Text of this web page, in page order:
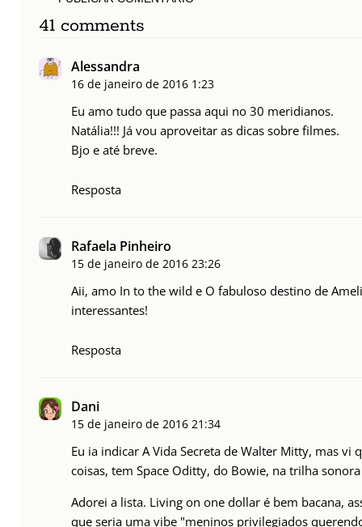
41 comments
Alessandra
16 de janeiro de 2016 1:23
Eu amo tudo que passa aqui no 30 meridianos.
Natália!!! Já vou aproveitar as dicas sobre filmes.
Bjo e até breve.
Resposta
Rafaela Pinheiro
15 de janeiro de 2016 23:26
Aii, amo In to the wild e O fabuloso destino de
interessantes!
Resposta
Dani
15 de janeiro de 2016 21:34
Eu ia indicar A Vida Secreta de Walter Mitty, mas
coisas, tem Space Oditty, do Bowie, na trilha
Adorei a lista. Living on one dollar é bem bacana,
que seria uma vibe "meninos privilegiados